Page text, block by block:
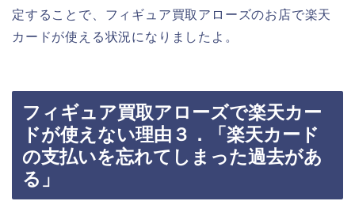
定することで、フィギュア買取アローズのお店で楽天
カードが使える状況になりましたよ。
フィギュア買取アローズで楽天カー
ドが使えない理由３．「楽天カード
の支払いを忘れてしまった過去があ
る」